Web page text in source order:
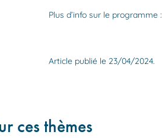
Plus d’info sur le programme :
Article publié le 23/04/2024.
ces thèmes